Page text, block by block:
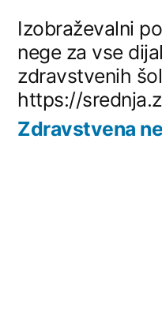
content
Izobraževalni
nege za vse
zdravstvenih šol
https://
Zdravstvena